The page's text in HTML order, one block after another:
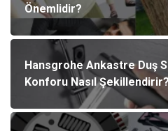
Önemlidir?
Hansgrohe Ankastre Duş
Konforu Nasıl